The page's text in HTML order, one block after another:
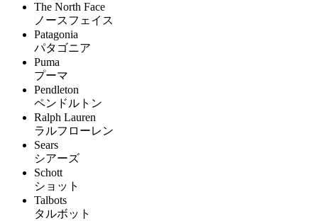
The North Face
ノースフェイス
Patagonia
パタゴニア
Puma
プーマ
Pendleton
ペンドルトン
Ralph Lauren
ラルフローレン
Sears
シアーズ
Schott
ショット
Talbots
タルボット